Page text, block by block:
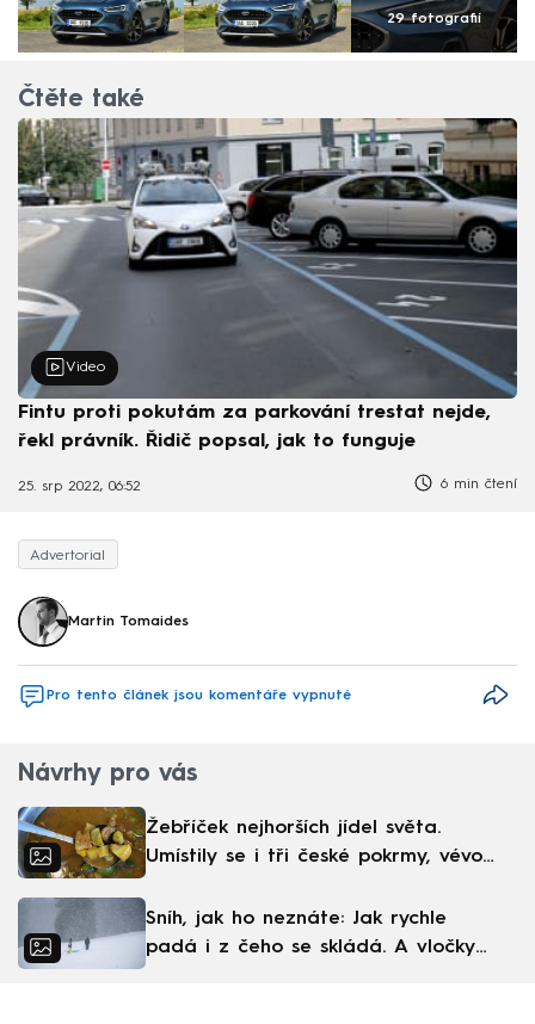
29 fotografií
Čtěte také
Video
Fintu proti pokutám za parkování trestat nejde,
řekl právník. Řidič popsal, jak to funguje
25. srp 2022, 06:52 6 min čtení
Advertorial
Martin Tomaides
Pro tento článek jsou komentáře vypnuté
Návrhy pro vás
Žebříček nejhorších jídel světa.
Umístily se i tři české pokrmy, vévodí
Sníh, jak ho neznáte: Jak rychle
padá i z čeho se skládá. A vločky